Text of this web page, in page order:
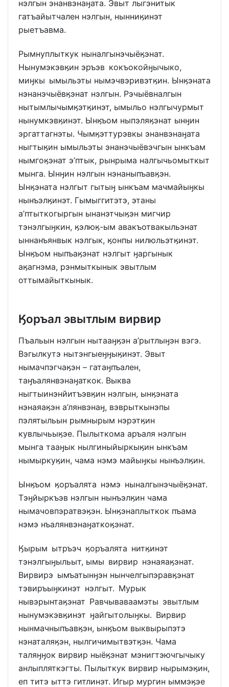
нэлгын энанвэнаӈата. Эвыт лыгэнитык
гатъайытчален нэлгын, нынниӄинэт
рыетъавма.
Рымнуплыткук ныналгынэчыёӄэнат.
Нынумэкэвӄин эръэв кокъокойӈычыко,
миӈкы ымыльэты нымэчвэривэтӄин. Ынӄэната
нэнанэчыёвӄэнат нэлгын. Рэчыёвналгын
нытымлычымӄэтӄинэт, ымыльо нэлгычурмыт
нынумкэвӄинэт. Ынӄъом ныпэляӄэнат ынӈин
эргаттагнэты. Чымӄэттурэвкы энанвэнаӈата
ныгтыӄин ымыльэты энанэчыёвэчгын ынкъам
нымгоӄэнат э’птык, рынрыма налгычьомыткыт
мынга. Ынӈин нэлгын нэнаныпъавӄэн.
Ынӄэната нэлгыт гытыӈ ынкъам мачмайыӈкы
нынъэлӄинэт. Гымыггитэтэ, этаны
а’птыткогыргын ынанэтчыӄэн мигчир
тэнэлгыӈкин, ӄэлюӄ-ым авакъотвакыльэнат
ыннанъянвык нэлгык, ӄонпы нилюльэтӄинэт.
Ынӄъом ныпъаӄэнат нэлгыт ӈаргынык
аӄагнэма, рэнмыткынык эвытлым
оттымайыткынык.
Ӄоръал эвытлым вирвир
Пъальын нэлгын нытааӈӄэн а’рытлыӈэн вэгэ.
Вэгылкутэ нытэнгыеӈӈыӄинэт. Эвыт
нымачпэгчаӄэн – гатаӈпъален,
таӈъалянвэнаӈаткок. Выква
ныгтыинэнйитъэвӄин нэлгын, ынӄэната
нэнаяаӄэн а’лянвэнаӈ, вэврыткынэпы
пэлятыльын рымнырым нэрэтӄин
кувлычьыӄэе. Пылыткома аръаля нэлгын
мынга тааӈык нылгиныйыркыӄин ынкъам
нымыркуӄин, чама нэмэ майыӈкы нынъэлӄин.
Ынӄъом ӄоръалята нэмэ ныналгынэчыёӄэнат.
Тэӈйыркъэв нэлгын нынъэлӄин чама
нымачовпэратвэӄэн. Ынӄэнаплыткок пъама
нэмэ нъалянвэнаӈаткоӄэнат.
Ӄырым ытръэч ӄоръалята нитӄинэт
тэнэлгыӈыльыт, ымы вирвир нэнаяаӄэнат.
Вирвирэ ымъатынӈэн нынчелгыпэравӄэнат
тэвиръыӈкинэт нэлгыт. Мурык
нывэрынтаӄэнат Равчываваамэты эвытлым
нынумэкэвӄинэт ӈайгытолыӈкы. Вирвир
нынмачныпъавӄэн, ынӄъом выквырыпэтэ
нэнаталяӄэн, нылгичимытвэтӄэн. Чама
таляӈӈок вирвир ныёӄэнат мэнигтэючгычыку
анлыпляткэгты. Пылыткук вирвир нырымэӄин,
еп титэ ыттэ гитлинэт. Игыр мургин ыммэӄэе